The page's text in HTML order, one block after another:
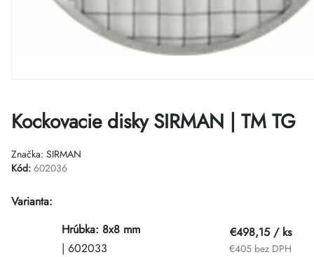
Kockovacie disky SIRMAN | TM TG
Značka: SIRMAN
Kód: 602036
Varianta:
Hrúbka: 8x8 mm
| 602033
€498,15 / ks
€405 bez DPH